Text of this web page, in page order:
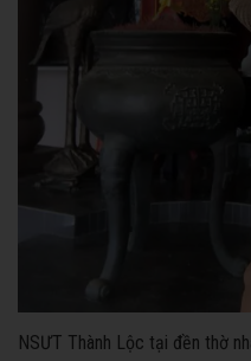
NSƯT Thành Lộc tại đền thờ